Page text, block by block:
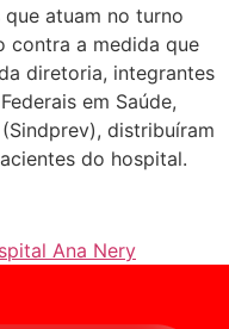
atuam no turno
contra a medida que
diretoria, integrantes
em Saúde,
distribuíram
do hospital.
Ana Nery